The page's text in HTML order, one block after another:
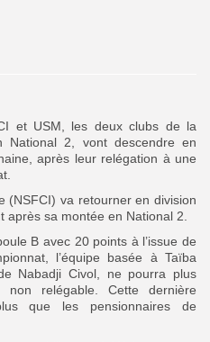
et USM, les deux clubs de la
National 2, vont descendre en
après leur relégation à une
(NSFCI) va retourner en division
sa montée en National 2.
B avec 20 points à l’issue de
l’équipe basée à Taïba
Nabadji Civol, ne pourra plus
relégable. Cette dernière
que les pensionnaires de